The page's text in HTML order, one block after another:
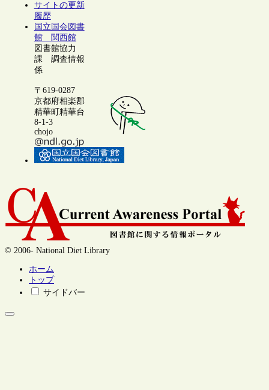
サイトの更新
履歴
国立国会図書
館 関西館
図書館協力
課 調査情報
係
〒619-0287
京都府相楽郡
精華町精華台
8-1-3
chojo
© 2006- National Diet Library
ホーム
トップ
サイドバー